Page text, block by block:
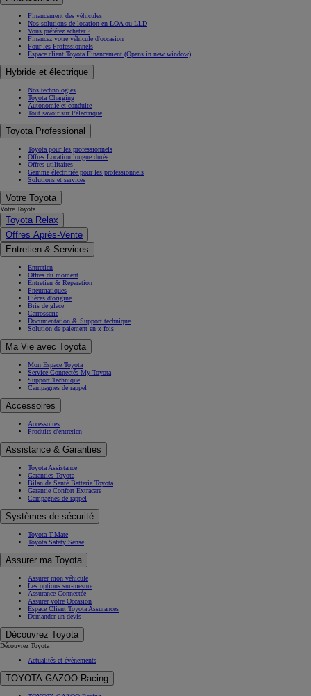
Financement des véhicules
Nos solutions de location en LOA ou LLD
Vous préférez acheter ?
Financez votre véhicule d'occasion
Pour les Professionnels
Espace client Toyota Financement (Opens in new window)
Hybride et électrique
Nos technologies
Toyota Charging
Autonomie et conduite
Tout savoir sur l’électrique
Toyota Professional
Toyota pour les professionnels
Offres Location longue durée
Offres utilitaires
Gamme électrifiée pour les professionnels
Solutions et services
Votre Toyota
Votre Toyota
Toyota Relax
Offres Après-Vente
Entretien & Services
Entretien
Offres du moment
Entretien & Réparation
Pneumatiques
Pièces d'origine
Bris de glace
Carrosserie
Documentation & Support technique
Solution de paiement en x fois
Ma Vie avec Toyota
Mon Espace Toyota
Service Connectés My Toyota
Support Technique
Campagnes de rappel
Accessoires
Accessoires
Produits d'entretien
Assistance & Garanties
Toyota Assistance
Garanties Toyota
Bilan de Santé Batterie Toyota
Garantie Confort Extracare
Campagnes de rappel
Systèmes de sécurité
Toyota T-Mate
Toyota Safety Sense
Assurer ma Toyota
Assurer mon véhicule
Les options sur-mesure
Assurance Connectée
Assurer votre Occasion
Espace Client Toyota Assurances
Demander un devis
Découvrez Toyota
Découvrez Toyota
Actualités et évènements
TOYOTA GAZOO Racing